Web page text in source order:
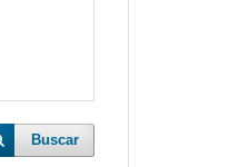
Buscar